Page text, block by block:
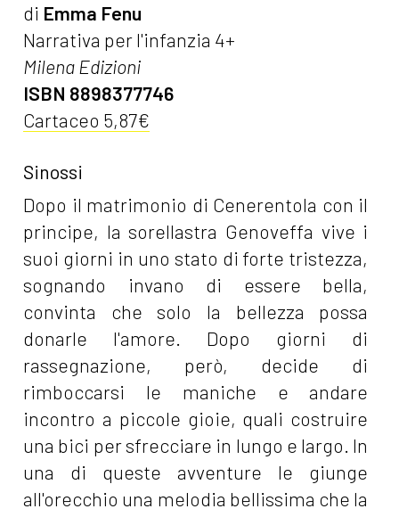
di Emma Fenu
Narrativa per l'infanzia 4+
Milena Edizioni
ISBN 8898377746
Cartaceo 5,87€
Sinossi
Dopo il matrimonio di Cenerentola con il
principe, la sorellastra Genoveffa vive i
suoi giorni in uno stato di forte tristezza,
sognando invano di essere bella,
convinta che solo la bellezza possa
donarle l'amore. Dopo giorni di
rassegnazione, però, decide di
rimboccarsi le maniche e andare
incontro a piccole gioie, quali costruire
una bici per sfrecciare in lungo e largo. In
una di queste avventure le giunge
all'orecchio una melodia bellissima che la